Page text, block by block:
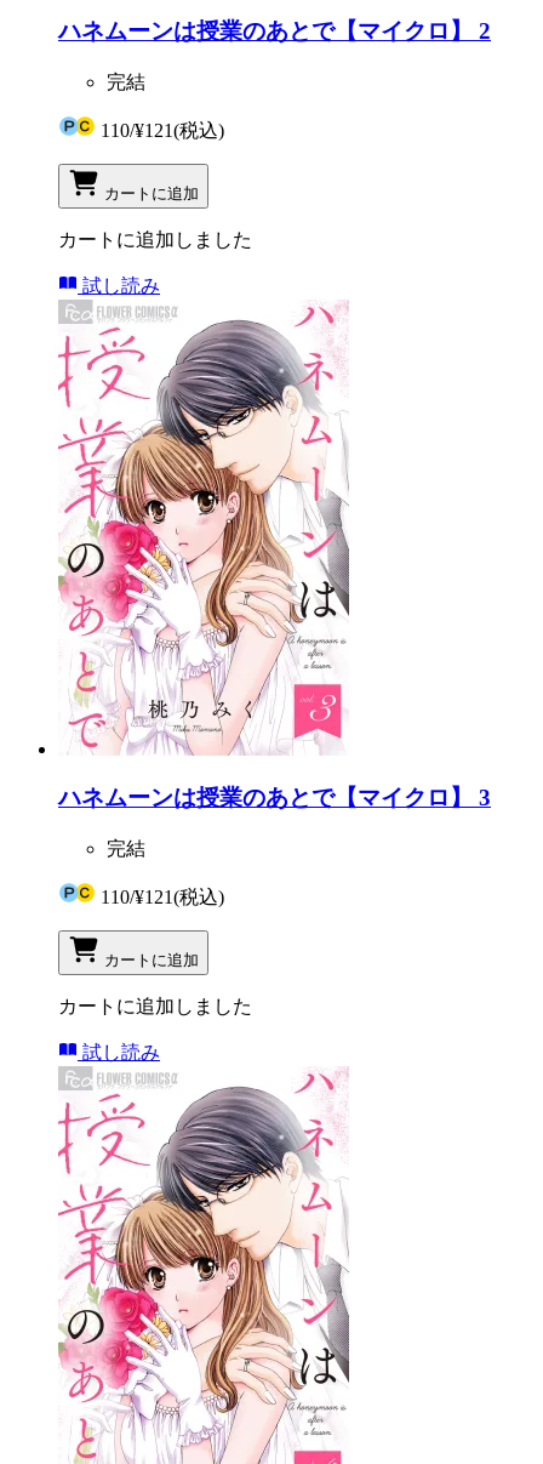
ハネムーンは授業のあとで【マイクロ】 2
完結
110/¥121(税込)
カートに追加
カートに追加しました
試し読み
ハネムーンは授業のあとで【マイクロ】 3
完結
110/¥121(税込)
カートに追加
カートに追加しました
試し読み